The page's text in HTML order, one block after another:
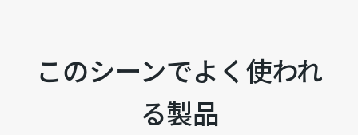
このシーンでよく使われ
る製品